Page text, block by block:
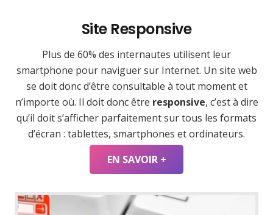
Site Responsive
Plus de 60% des internautes utilisent leur
smartphone pour naviguer sur Internet. Un site web
se doit donc d’être consultable à tout moment et
n’importe où. Il doit donc être responsive, c’est à dire
qu’il doit s’afficher parfaitement sur tous les formats
d’écran : tablettes, smartphones et ordinateurs.
EN SAVOIR +